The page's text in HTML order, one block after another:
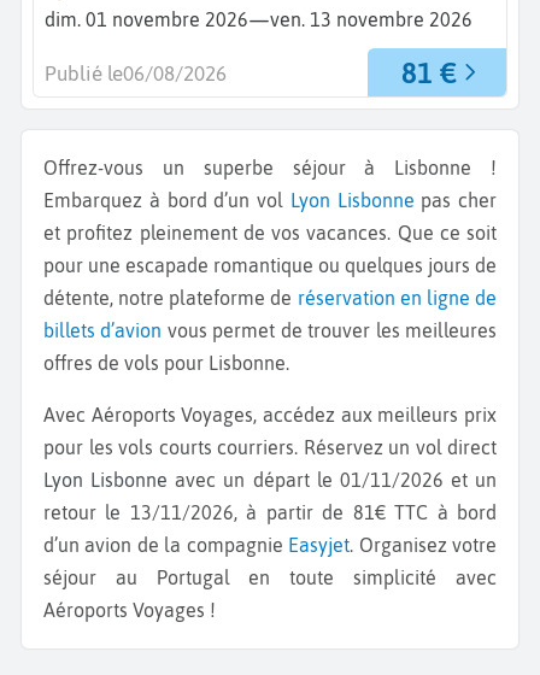
dim. 01 novembre 2026—ven. 13 novembre 2026
81 €
Publié le06/08/2026
Offrez-vous un superbe séjour à Lisbonne !
Embarquez à bord d’un vol Lyon Lisbonne pas cher
et profitez pleinement de vos vacances. Que ce soit
pour une escapade romantique ou quelques jours de
détente, notre plateforme de réservation en ligne de
billets d’avion vous permet de trouver les meilleures
offres de vols pour Lisbonne.
Avec Aéroports Voyages, accédez aux meilleurs prix
pour les vols courts courriers. Réservez un vol direct
Lyon Lisbonneavec un départ le 01/11/2026 et un
retour le 13/11/2026, à partir de 81€ TTC à bord
d’un avion de la compagnie Easyjet. Organisez votre
séjour au Portugal en toute simplicité avec
Aéroports Voyages !